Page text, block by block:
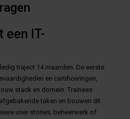
een IT-
traject 14 maanden. De eerste
en certificeringen,
stack en domein. Trainees
taken en bouwen dit
user stories, beheerwerk of